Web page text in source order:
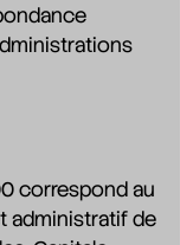
correspond au
administratif de